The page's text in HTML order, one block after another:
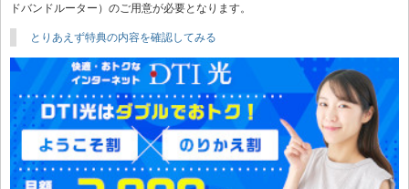
ドバンドルーター）のご用意が必要となります。
とりあえず特典の内容を確認してみる